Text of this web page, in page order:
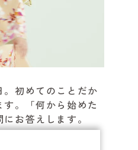
。初めてのことだか
。
「何から始めた
お答えします。